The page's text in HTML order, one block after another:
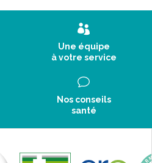
Une équipe
à votre service
Nos conseils
santé